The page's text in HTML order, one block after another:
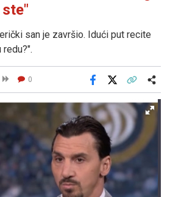
san je završio. Idući put recite
0
Facebook